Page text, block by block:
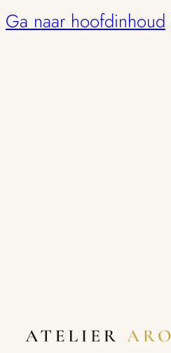
Ga naar hoofdinhoud